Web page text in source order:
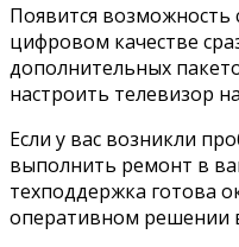
Появится возможность
цифровом качестве
дополнительных
настроить телевизор
Если у вас возникли
выполнить ремонт в
техподдержка готова
оперативном решении